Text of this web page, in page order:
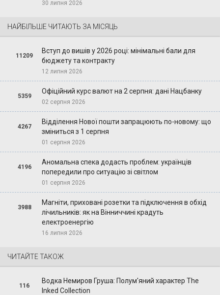
30 липня 2026
НАЙБІЛЬШЕ ЧИТАЮТЬ ЗА МІСЯЦЬ
11209
Вступ до вишів у 2026 році: мінімальні бали для
бюджету та контракту
12 липня 2026
5359
Офіційний курс валют на 2 серпня: дані Нацбанку
02 серпня 2026
4267
Відділення Нової пошти запрацюють по-новому: що
зміниться з 1 серпня
01 серпня 2026
4196
Аномальна спека додасть проблем: українців
попередили про ситуацію зі світлом
01 серпня 2026
3988
Магніти, приховані розетки та підключення в обхід
лічильників: як на Вінниччині крадуть
електроенергію
16 липня 2026
ЧИТАЙТЕ ТАКОЖ
116
Водка Немиров Груша: Полум'яний характер The
Inked Collection